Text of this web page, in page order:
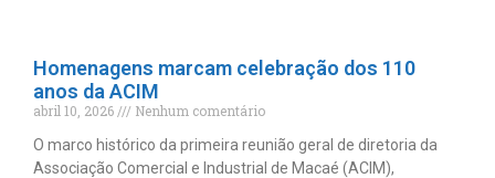
Homenagens marcam celebração dos 110
anos da ACIM
abril 10, 2026
Nenhum comentário
O marco histórico da primeira reunião geral de diretoria da
Associação Comercial e Industrial de Macaé (ACIM),